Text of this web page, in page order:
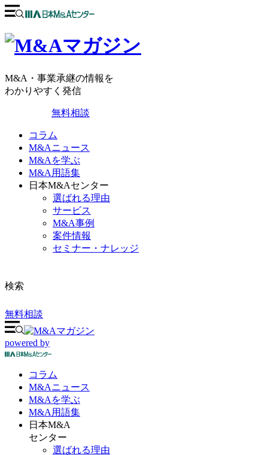
M&A・事業承継の情報を
わかりやすく発信
無料相談
コラム
M&Aニュース
M&Aを学ぶ
M&A用語集
日本M&Aセンター
選ばれる理由
サービス
M&A事例
案件情報
セミナー・ナレッジ
検索
無料相談
powered by
コラム
M&Aニュース
M&Aを学ぶ
M&A 用語集
日本M&A
センター
選ばれる理由